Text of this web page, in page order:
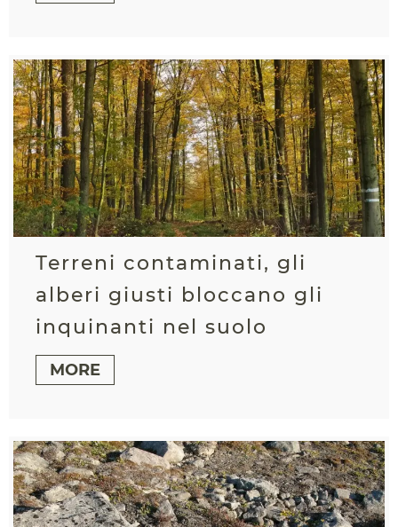
Terreni contaminati, gli
alberi giusti bloccano gli
inquinanti nel suolo
MORE